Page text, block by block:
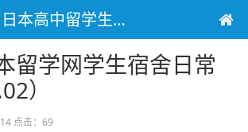
日本高中留学生宿舍生活
留学网学生宿舍日常
）
点击：69